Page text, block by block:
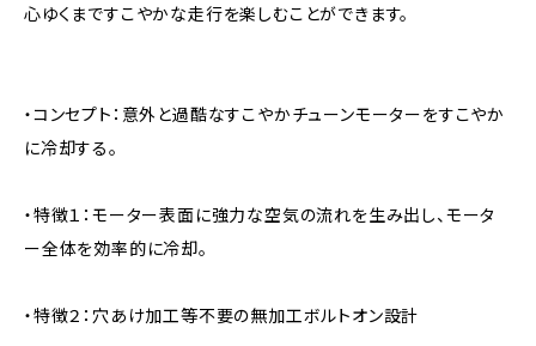
心ゆくまですこやかな走行を楽しむことができます。
・コンセプト：意外と過酷なすこやかチューンモーターをすこやか
に冷却する。
・特徴１：モーター表面に強力な空気の流れを生み出し、モータ
ー全体を効率的に冷却。
・特徴２：穴あけ加工等不要の無加工ボルトオン設計